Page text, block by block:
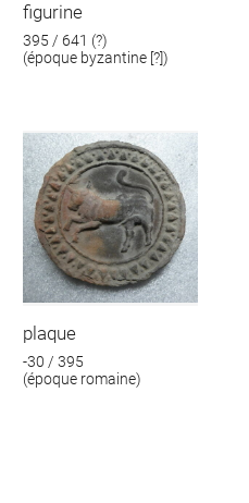
figurine
395 / 641 (?)
(époque byzantine [?])
plaque
-30 / 395
(époque romaine)